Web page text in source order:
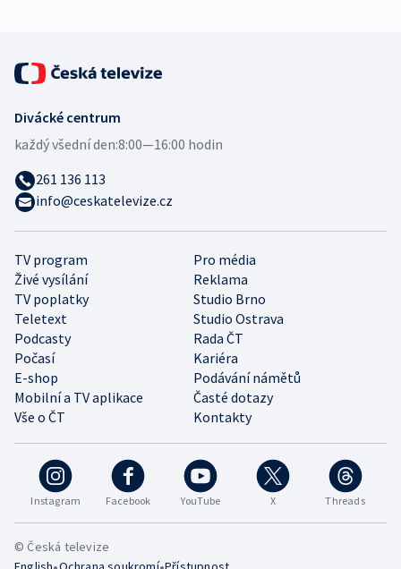
Instagram Facebook YouTube X Threads
TV program
Pro média
Živé vysílání
Reklama
TV poplatky
Studio Brno
Teletext
Studio Ostrava
Podcasty
Rada ČT
Počasí
Kariéra
E-shop
Podávání námětů
Mobilní a TV aplikace
Časté dotazy
Vše o ČT
Kontakty
Divácké centrum
každý všední den:8:00—16:00 hodin
261 136 113
info@ceskatelevize.cz
© Česká televize